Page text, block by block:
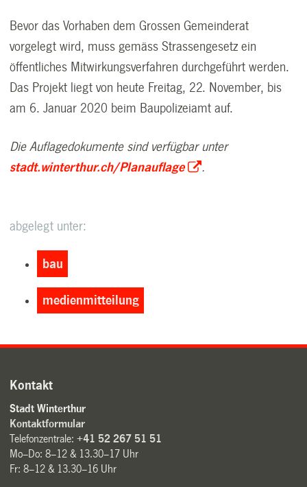
Bevor das Vorhaben dem Grossen Gemeinderat
vorgelegt wird, muss gemäss Strassengesetz ein
öffentliches Mitwirkungsverfahren durchgeführt werden.
Das Projekt liegt von heute Freitag, 22. November, bis
am 6. Januar 2020 beim Baupolizeiamt auf.
Die Auflagedokumente sind verfügbar unter
stadt.winterthur.ch/Planauflage
.
abgelegt unter:
bau
medienmitteilung
Kontakt
Stadt Winterthur
Kontaktformular
Telefonzentrale:+41 52 267 51 51
Mo–Do: 8–12 & 13.30–17 Uhr
Fr: 8–12 & 13.30–16 Uhr